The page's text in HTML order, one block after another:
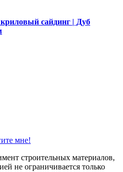
сайдинг | Дуб
мне!
строительных материалов,
не ограничивается только